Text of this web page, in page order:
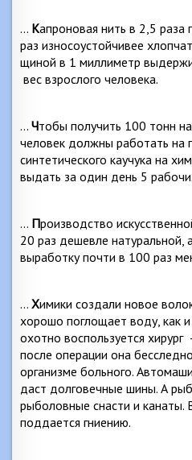
… Капроновая нить в 2,5
раз износоустойчивее
щиной в 1 миллиметр
вес взрослого человека.
… Чтобы получить 100 тонн
человек должны работать на
синтетического каучука на
выдать за один день 5
… Производство
20 раз дешевле натуральной,
выработку почти в 100 раз
… Химики создали новое
хорошо поглощает воду, как
охотно воспользуется хирург
после операции она
организме больного.
даст долговечные шины. А
рыболовные снасти и канаты.
поддается гние­нию.